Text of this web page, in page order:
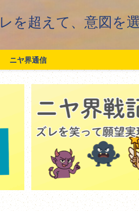
を超えて、意図を
ニヤ界通信